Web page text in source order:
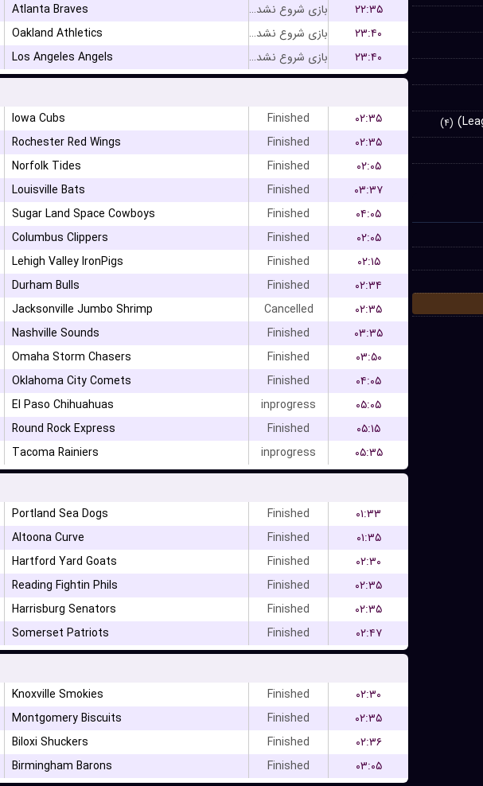
(۴)
Atlanta Braves بازی شروع نشده است
۲۲:۳۵
Oakland Athletics بازی شروع نشده است
۲۳:۴۰
Los Angeles Angels بازی شروع نشده است
۲۳:۴۰
Iowa Cubs Finished
۰۲:۳۵
Rochester Red Wings Finished
۰۲:۳۵
Norfolk Tides Finished
۰۲:۰۵
Louisville Bats Finished
۰۳:۳۷
Sugar Land Space Cowboys Finished
۰۴:۰۵
Columbus Clippers Finished
۰۲:۰۵
Lehigh Valley IronPigs Finished
۰۲:۱۵
Durham Bulls Finished
۰۲:۳۴
Jacksonville Jumbo Shrimp Cancelled
۰۲:۳۵
Nashville Sounds Finished
۰۳:۳۵
Omaha Storm Chasers Finished
۰۳:۵۰
Oklahoma City Comets Finished
۰۴:۰۵
El Paso Chihuahuas inprogress
۰۵:۰۵
Round Rock Express Finished
۰۵:۱۵
Tacoma Rainiers inprogress
۰۵:۳۵
Portland Sea Dogs Finished
۰۱:۳۳
Altoona Curve Finished
۰۱:۳۵
Hartford Yard Goats Finished
۰۲:۳۰
Reading Fightin Phils Finished
۰۲:۳۵
Harrisburg Senators Finished
۰۲:۳۵
Somerset Patriots Finished
۰۲:۴۷
Knoxville Smokies Finished
۰۲:۳۰
Montgomery Biscuits Finished
۰۲:۳۵
Biloxi Shuckers Finished
۰۲:۳۶
Birmingham Barons Finished
۰۳:۰۵